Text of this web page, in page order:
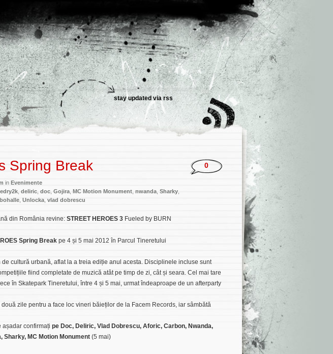
stay updated viarss
Spring Break
in Evenimente
deliric doc Gojira MC Motion Monument nwanda Sharky
Unlocka vlad dobrescu
0
din România revine: STREET HEROES 3 Fueled by BURN
Spring Break pe 4 și 5 mai 2012 în Parcul Tineretului
cultură urbană, aflat la a treia ediție anul acesta. Disciplinele incluse sunt
fiind completate de muzică atât pe timp de zi, cât și seara. Cel mai tare
în Skatepark Tineretului, între 4 și 5 mai, urmat îndeaproape de un afterparty
zile pentru a face loc vineri băieților de la Facem Records, iar sâmbătă
așadar confirmați pe Doc, Deliric, Vlad Dobrescu, Aforic, Carbon, Nwanda,
Sharky, MC Motion Monument (5 mai)